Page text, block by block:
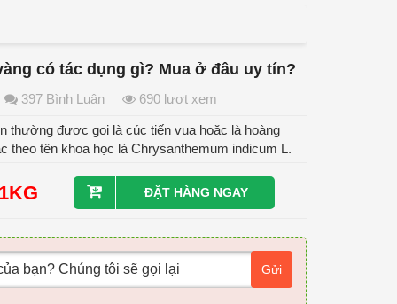
có tác dụng gì? Mua ở đâu uy tín?
397 Bình Luận 690 lượt xem
thường được gọi là cúc tiến vua hoặc là hoàng
theo tên khoa học là Chrysanthemum indicum L.
ĐẶT HÀNG NGAY
Gửi